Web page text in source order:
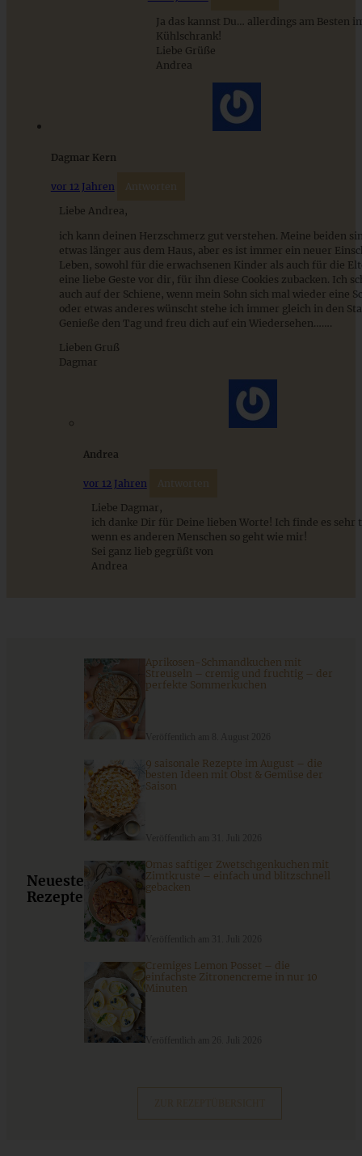
Schokoladen-Walnuss-Kekse – Double-Chocolate-
Ganz einfaches Rezept für cremige Kaffee
Schokoladentrüffel – Espresso-Trüffel
Mediterran gewürztes Gemüse auf cremigem Tahini-
Minz-Joghurt
Schweizer Wurstsalat mit Käse - einfach, würzig und in 15
Ja das kannst Du… allerdings am Besten
Kühlschrank!
Liebe Grüße
Andrea
Dagmar Kern
vor 12 Jahren Antworten
Liebe Andrea,
ich kann deinen Herzschmerz gut verstehen. Meine beiden
etwas länger aus dem Haus, aber es ist immer ein neuer
Leben, sowohl für die erwachsenen Kinder als auch für die
eine liebe Geste vor dir, für ihn diese Cookies zubacken. Ich
auch auf der Schiene, wenn mein Sohn sich mal wieder eine
oder etwas anderes wünscht stehe ich immer gleich in den
Genieße den Tag und freu dich auf ein Wiedersehen…….
Lieben Gruß
Dagmar
Andrea
vor 12 Jahren Antworten
Liebe Dagmar,
ich danke Dir für Deine lieben Worte! Ich finde es sehr
wenn es anderen Menschen so geht wie mir!
Sei ganz lieb gegrüßt von
Andrea
Neueste
Rezepte
Aprikosen-Schmandkuchen mit
Streuseln – cremig und fruchtig – der
perfekte Sommerkuchen
Veröffentlich am 8. August 2026
9 saisonale Rezepte im August – die
besten Ideen mit Obst & Gemüse der
Saison
Omas saftiger Zwetschgenkuchen mit
Zimtkruste – einfach und blitzschnell
gebacken
Veröffentlich am 31. Juli 2026
Cremiges Lemon Posset – die
einfachste Zitronencreme in nur 10
Minuten
Veröffentlich am 26. Juli 2026